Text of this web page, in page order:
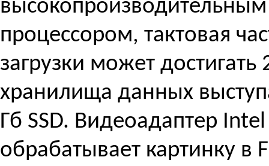
процессором, тактовая
загрузки может достигать
хранилища данных
Гб SSD. Видеоадаптер
обрабатывает картинку в